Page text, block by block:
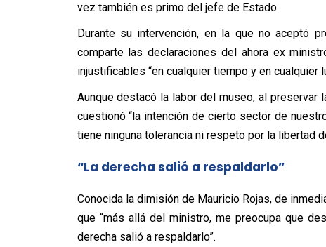
vez también es primo del jefe de Estado.
Durante su intervención, en la que no aceptó
comparte las declaraciones del ahora ex
injustificables “en cualquier tiempo y en cualquier
Aunque destacó la labor del museo, al preservar
cuestionó “la intención de cierto sector de
tiene ninguna tolerancia ni respeto por la libertad
“La derecha salió a respaldarlo”
Conocida la dimisión de Mauricio Rojas, de
que “más allá del ministro, me preocupa que
derecha salió a respaldarlo”.